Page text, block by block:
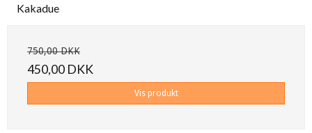
Kakadue
750,00 DKK
450,00 DKK
Vis produkt